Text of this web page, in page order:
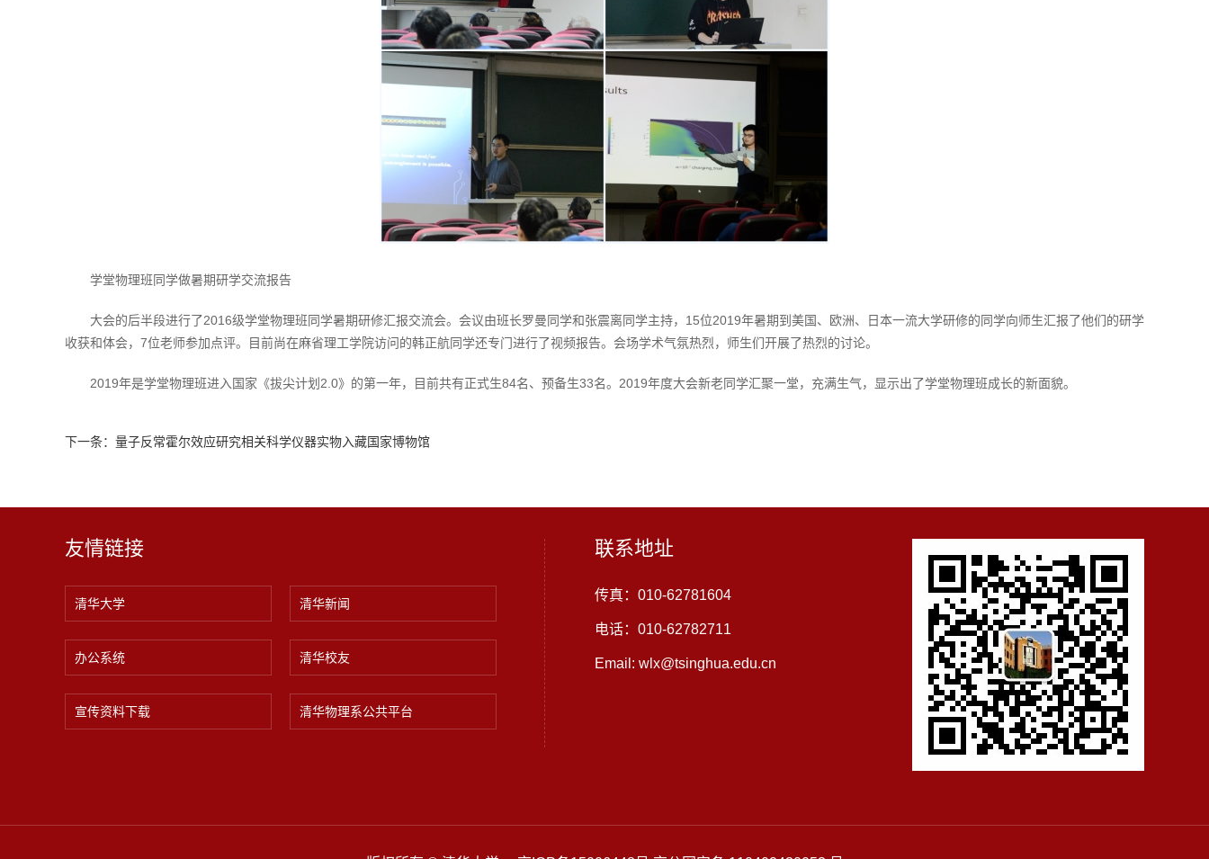
学堂物理班同学做暑期研学交流报告
大会的后半段进行了2016级学堂物理班同学暑期研修汇报交流会。会议由班长罗曼同学和张震离同学主持，15位2019年暑期到美国、欧洲、日本一流大学研修的同学向师生汇报了他们的研学
收获和体会，7位老师参加点评。目前尚在麻省理工学院访问的韩正航同学还专门进行了视频报告。会场学术气氛热烈，师生们开展了热烈的讨论。
2019年是学堂物理班进入国家《拔尖计划2.0》的第一年，目前共有正式生84名、预备生33名。2019年度大会新老同学汇聚一堂，充满生气，显示出了学堂物理班成长的新面貌。
下一条： 量子反常霍尔效应研究相关科学仪器实物入藏国家博物馆
友情链接
清华大学 清华新闻
办公系统 清华校友
宣传资料下载 清华物理系公共平台
联系地址
传真：010-62781604
电话：010-62782711
Email: wlx@tsinghua.edu.cn